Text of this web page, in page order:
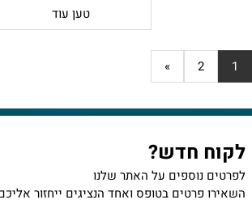
טען עוד
1
2
»
לקוח חדש?
לפרטים נוספים על האתר שלנו
השאירו פרטים בטופס ואחד הנציגים ייחזור אליכם